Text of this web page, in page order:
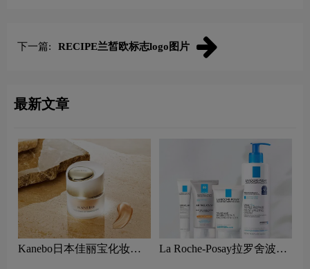
下一篇: RECIPE兰皙欧标志logo图片
最新文章
Kanebo日本佳丽宝化妆品
La Roche-Posay拉罗舍波赛